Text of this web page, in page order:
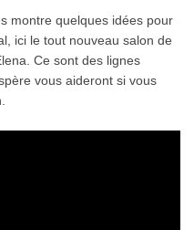
montre quelques idées pour
ici le tout nouveau salon de
Ce sont des lignes
vous aideront si vous